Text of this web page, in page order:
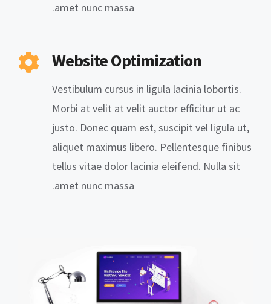
amet nunc massa.
Website Optimization
Vestibulum cursus in ligula lacinia lobortis.
Morbi at velit at velit auctor efficitur ut ac
justo. Donec quam est, suscipit vel ligula ut,
aliquet maximus libero. Pellentesque finibus
tellus vitae dolor lacinia eleifend. Nulla sit
amet nunc massa.